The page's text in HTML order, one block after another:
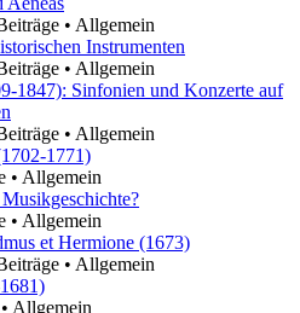
• Allgemein
Instrumenten
• Allgemein
1847): Sinfonien und Konzerte auf
• Allgemein
1771)
• Allgemein
• Allgemein
et Hermione (1673)
• Allgemein
• Allgemein